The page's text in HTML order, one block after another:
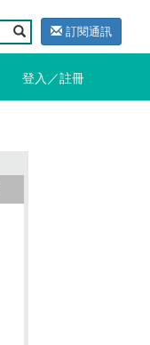
訂閱通訊
登入／註冊